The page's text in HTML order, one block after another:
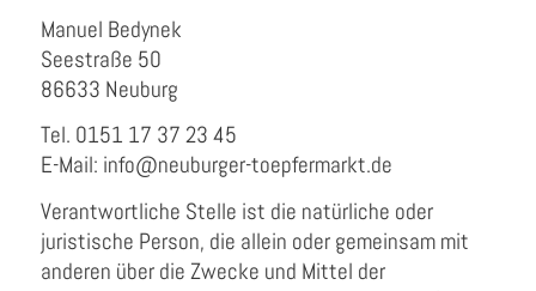
Manuel Bedynek
Seestraße 50
86633 Neuburg
Tel. 0151 17 37 23 45
E-Mail: info@neuburger-toepfermarkt.de
Verantwortliche Stelle ist die natürliche oder
juristische Person, die allein oder gemeinsam mit
anderen über die Zwecke und Mittel der